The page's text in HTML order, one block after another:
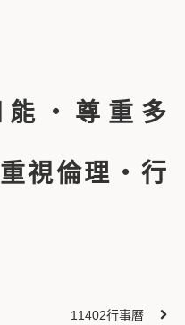
能‧尊重多
視倫理‧行
11402行事曆